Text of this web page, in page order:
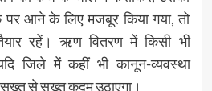
आने के लिए मजबूर किया गया, तो
रहें। ऋण वितरण में किसी भी
जिले में कहीं भी कानून-व्यवस्था
सख्त से सख्त कदम उठाएगा।